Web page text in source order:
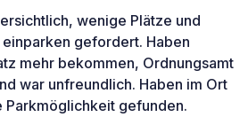
wenige Plätze und
gefordert. Haben
mehr bekommen, Ordnungsamt
war unfreundlich. Haben im Ort
Parkmöglichkeit gefunden.